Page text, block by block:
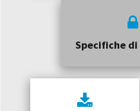
Specifiche